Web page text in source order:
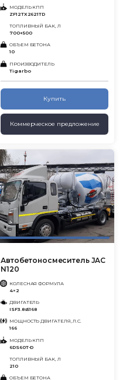
МОДЕЛЬ КПП
ZF12TX2621TD
ТОПЛИВНЫЙ БАК, Л
700+500
ОБЪЕМ БЕТОНА
10
ПРОИЗВОДИТЕЛЬ
Tigarbo
Купить
Коммерческое предложение
Автобетоносмеситель JAC
N120
КОЛЕСНАЯ ФОРМУЛА
4×2
ДВИГАТЕЛЬ
ISF3.8s5168
МОЩНОСТЬ ДВИГАТЕЛЯ, Л.С.
166
МОДЕЛЬ КПП
6DS60T-D
ТОПЛИВНЫЙ БАК, Л
210
ОБЪЕМ БЕТОНА